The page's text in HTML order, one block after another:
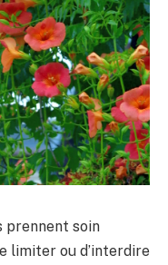
prennent soin
limiter ou d’interdire